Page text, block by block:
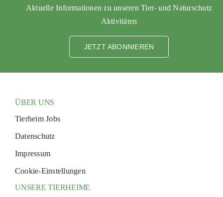
Aktuelle Informationen zu unseren Tier- und Naturschutz
Aktivitäten
JETZT ABONNIEREN
ÜBER UNS
Tierheim Jobs
Datenschutz
Impressum
Cookie-Einstellungen
UNSERE TIERHEIME